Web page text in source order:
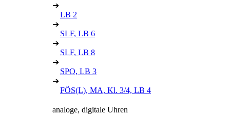
➔
LB 2
➔
SLF, LB 6
➔
SLF, LB 8
➔
SPO, LB 3
➔
FÖS(L), MA, Kl. 3/4, LB 4
analoge, digitale Uhren